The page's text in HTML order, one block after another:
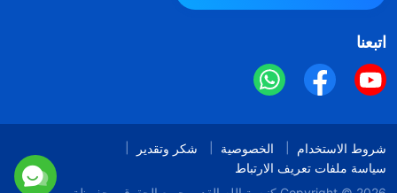
اتبعنا
شروط الاستخدام الخصوصية
شكر وتقدير
سياسة ملفات تعريف الارتباط